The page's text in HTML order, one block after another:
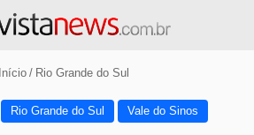
Início / Rio Grande do Sul
Rio Grande do Sul Vale do Sinos